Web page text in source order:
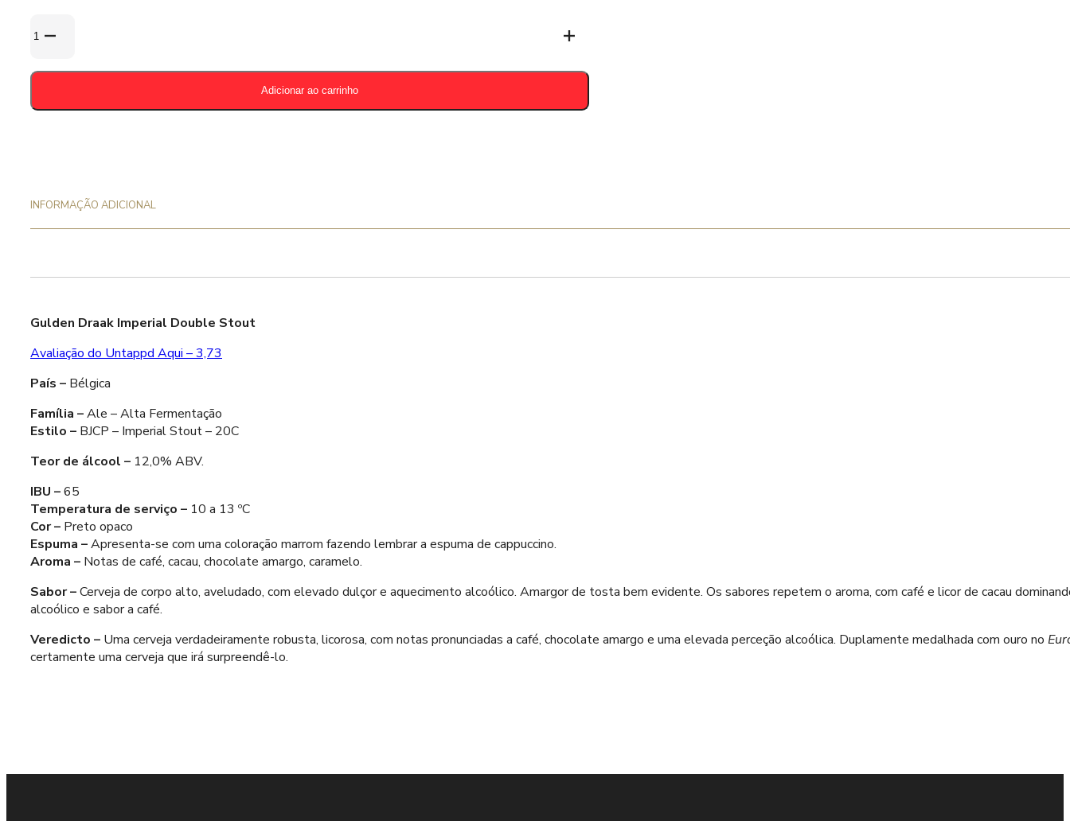
de
Draak
Imperial
2018)
Adicionar ao carrinho
INFORMAÇÃO ADICIONAL
Gulden Draak Imperial Double Stout
Avaliação do Untappd Aqui – 3,73
País – Bélgica
Família –Ale – Alta Fermentação
Estilo – BJCP – Imperial Stout – 20C
Teor de álcool – 12,0% ABV.
IBU –65
Temperatura de serviço – 10 a 13 ºC
Cor – Preto opaco
Espuma –Apresenta-se com uma coloração marrom fazendo lembrar a espuma de cappuccino.
Aroma – Notas de café, cacau, chocolate amargo, caramelo.
Sabor –Cerveja de corpo alto, aveludado, com elevado dulçor e aquecimento alcoólico. Amargor de tosta bem evidente. Os sabores repetem o aroma, com café e licor de cacau
alcoólico e sabor a café.
Veredicto – Uma cerveja verdadeiramente robusta, licorosa, com notas pronunciadas a café, chocolate amargo e uma elevada perceção alcoólica. Duplamente medalhada com ouro no
certamente uma cerveja que irá surpreendê-lo.